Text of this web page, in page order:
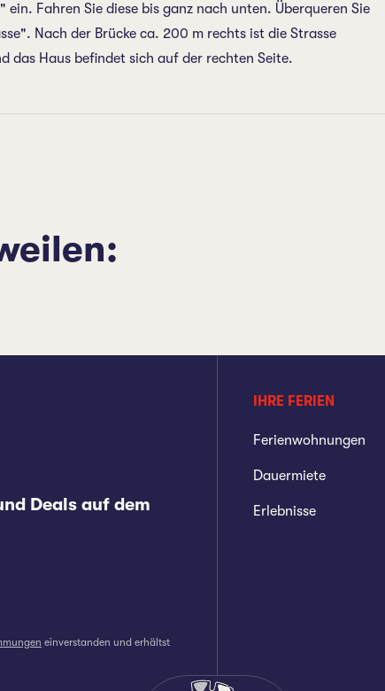
Fahren Sie diese bis ganz nach unten. Überqueren Sie
Nach der Brücke ca. 200 m rechts ist die Strasse
das Haus befindet sich auf der rechten Seite.
Deals auf dem
einverstanden und erhältst
IHRE FERIEN
Ferienwohnungen
Dauermiete
Erlebnisse